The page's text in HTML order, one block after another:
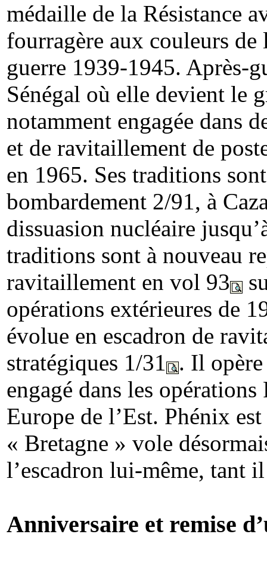
médaille de la Résistance
fourragère aux couleurs
guerre 1939-1945. Après-
Sénégal où elle devient le
notamment engagée dans
et de ravitaillement de
en 1965. Ses traditions
bombardement 2/91, à
dissuasion nucléaire
traditions sont à nouveau
ravitaillement en vol 93
opérations extérieures de
évolue en escadron de
stratégiques 1/31
. Il
engagé dans les
Europe de l’Est. Phénix
« Bretagne » vole
l’escadron lui-même, tant
Anniversaire et remise